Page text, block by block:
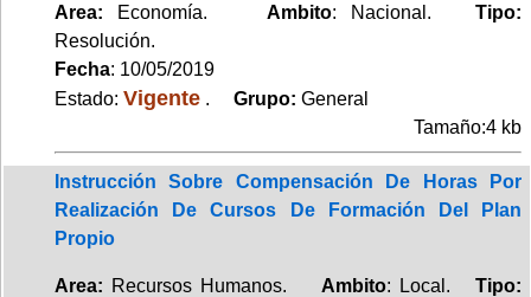
Area: Economía. Ambito: Nacional.Tipo:
Resolución.
Fecha: 10/05/2019
Estado: Vigente . Grupo: General
Tamaño:4 kb
Instrucción Sobre Compensación De Horas Por
Realización De Cursos De Formación Del Plan
Propio
Area: Recursos Humanos. Ambito: Local.Tipo: